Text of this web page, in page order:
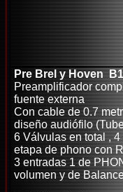
Pre Brel y Hoven B1
Preamplificador
fuente externa
Con cable de 0.7
diseño audiófilo
6 Válvulas en total ,
etapa de phono con
3 entradas 1 de
volumen y de